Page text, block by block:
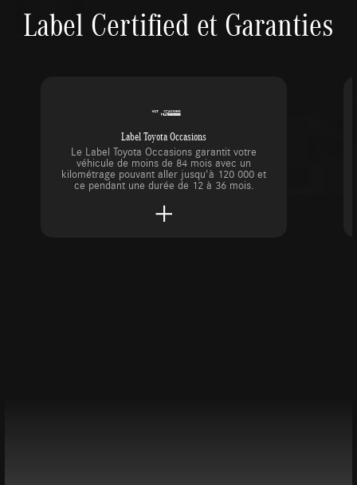
Label Certified et Garanties
Label Toyota Occasions
Le Label Toyota Occasions garantit votre
véhicule de moins de 84 mois avec un
kilométrage pouvant aller jusqu'à 120 000 et
ce pendant une durée de 12 à 36 mois.